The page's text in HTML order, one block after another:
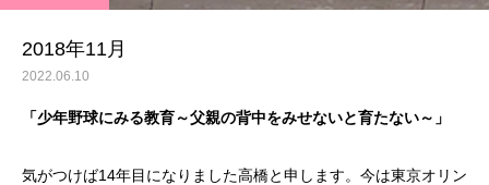
不妊専門相談センター
2018年11月
2022.06.10
「少年野球にみる教育～父親の背中をみせないと育たない～」
気がつけば14年目になりました高橋と申します。今は東京オリン